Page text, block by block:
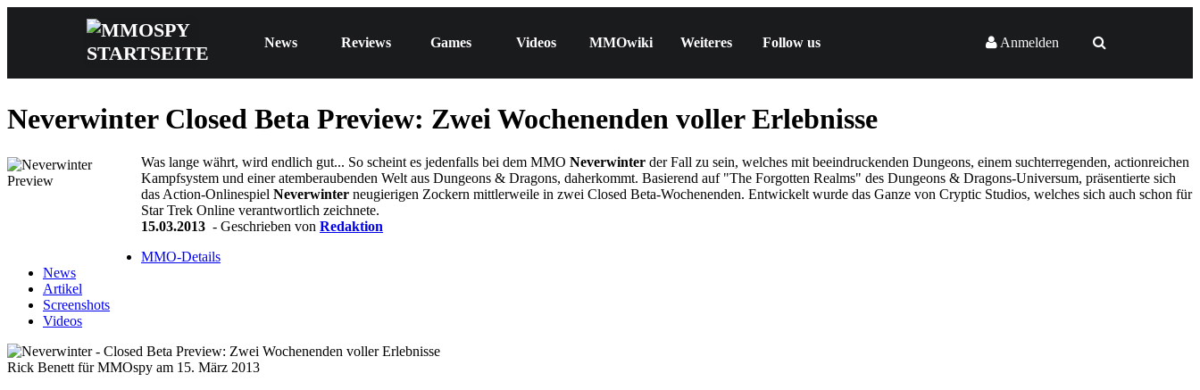
News Reviews Games Videos MMOwiki Weiteres Follow us Anmelden
NeverwinterClosed Beta Preview: Zwei Wochenenden voller Erlebnisse
Was lange währt, wird endlich gut... So scheint es jedenfalls bei dem MMO Neverwinter der Fall zu sein, welches mit beeindruckenden Dungeons, einem suchterregenden, actionreichen
Kampfsystem und einer atemberaubenden Welt aus Dungeons & Dragons, daherkommt. Basierend auf "The Forgotten Realms" des Dungeons & Dragons-Universum, präsentierte sich
das Action-Onlinespiel Neverwinter neugierigen Zockern mittlerweile in zwei Closed Beta-Wochenenden. Entwickelt wurde das Ganze von Cryptic Studios, welches sich auch schon für
Star Trek Online verantwortlich zeichnete.
15.03.2013 - Geschrieben von Redaktion
MMO-Details
News
Artikel
Screenshots
Videos
Rick Benett für MMOspy am 15. März 2013